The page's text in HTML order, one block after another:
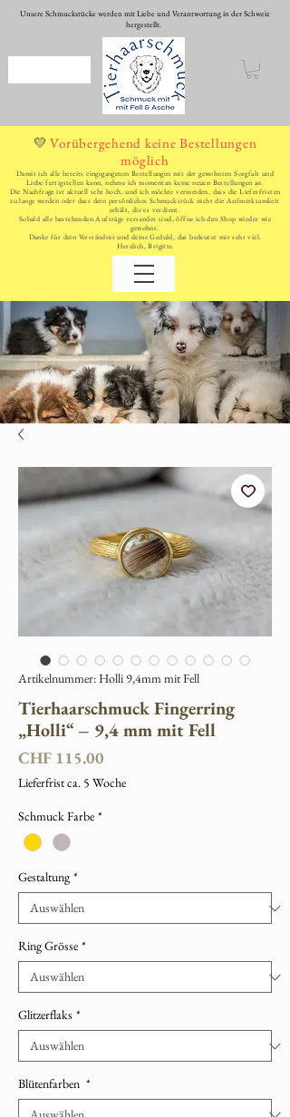
Unsere Schmuckstücke werden mit Liebe und Verantwortung in der Schweiz
hergestellt.
💛 Vorübergehend keine Bestellungen
möglich
Damit ich alle bereits eingegangenen Bestellungen mit der gewohnten Sorgfalt und
Liebe fertigstellen kann, nehme ich momentan keine neuen Bestellungen an.
Die Nachfrage ist aktuell sehr hoch, und ich möchte vermeiden, dass die Lieferfristen
zu lange werden oder dass dein persönliches Schmuckstück nicht die Aufmerksamkeit
erhält, die es verdient.
Sobald alle bestehenden Aufträge versendet sind, öffne ich den Shop wieder wie
gewohnt.
Danke für dein Verständnis und deine Geduld, das bedeutet mir sehr viel.
Herzlich, Brigitte
Artikelnummer: Holli 9,4mm mit Fell
Tierhaarschmuck Fingerring
„Holli“ – 9,4 mm mit Fell
CHF 115.00
Lieferfrist ca. 5 Woche
Schmuck Farbe *
Gestaltung *
Ring Grösse *
Glitzerflaks *
Blütenfarben *